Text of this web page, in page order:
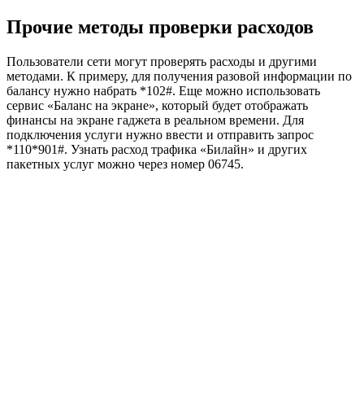
Прочие методы проверки расходов
Пользователи сети могут проверять расходы и другими
методами. К примеру, для получения разовой информации по
балансу нужно набрать *102#. Еще можно использовать
сервис «Баланс на экране», который будет отображать
финансы на экране гаджета в реальном времени. Для
подключения услуги нужно ввести и отправить запрос
*110*901#. Узнать расход трафика «Билайн» и других
пакетных услуг можно через номер 06745.